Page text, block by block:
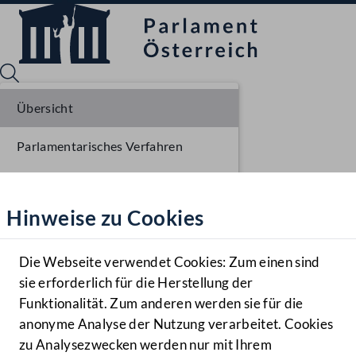
Hilfe
Benutzer
Navigationsmenü öffnen
MENÜ
Hinweise zu Cookies
Die Webseite verwendet Cookies: Zum einen sind
sie erforderlich für die Herstellung der
Funktionalität. Zum anderen werden sie für die
anonyme Analyse der Nutzung verarbeitet. Cookies
zu Analysezwecken werden nur mit Ihrem
Übersicht
Parlamentarisches Verfahren